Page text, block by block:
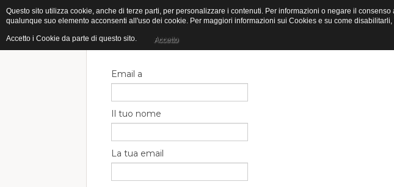
Invia ad un amico.
Email a
Il tuo nome
La tua email
Questo sito utilizza cookie, anche di terze parti, per personalizzare i contenuti. Per informazioni o negare il
qualunque suo elemento acconsenti all'uso dei cookie. Per maggiori informazioni sui Cookies e su come
Accetto i Cookie da parte di questo sito. Accetto